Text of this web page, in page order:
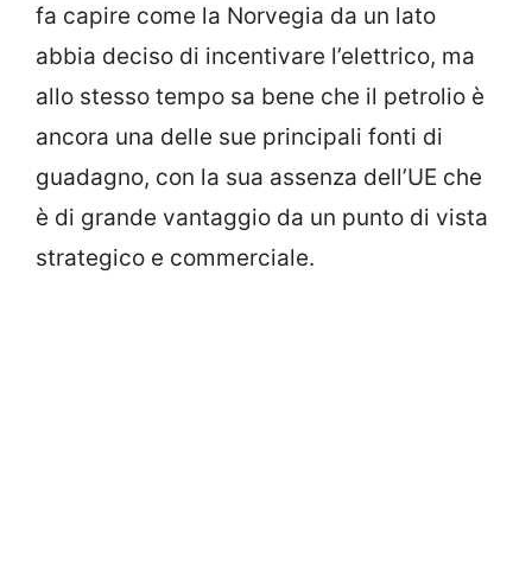
fa capire come la Norvegia da un lato
abbia deciso di incentivare l’elettrico, ma
allo stesso tempo sa bene che il petrolio è
ancora una delle sue principali fonti di
guadagno, con la sua assenza dell’UE che
è di grande vantaggio da un punto di vista
strategico e commerciale.